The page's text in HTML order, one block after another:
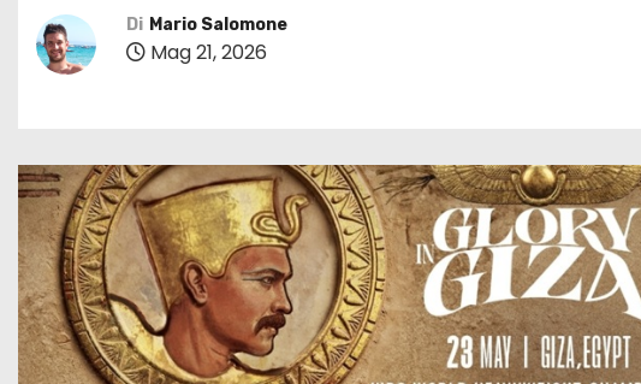
Di Mario Salomone
Mag 21, 2026